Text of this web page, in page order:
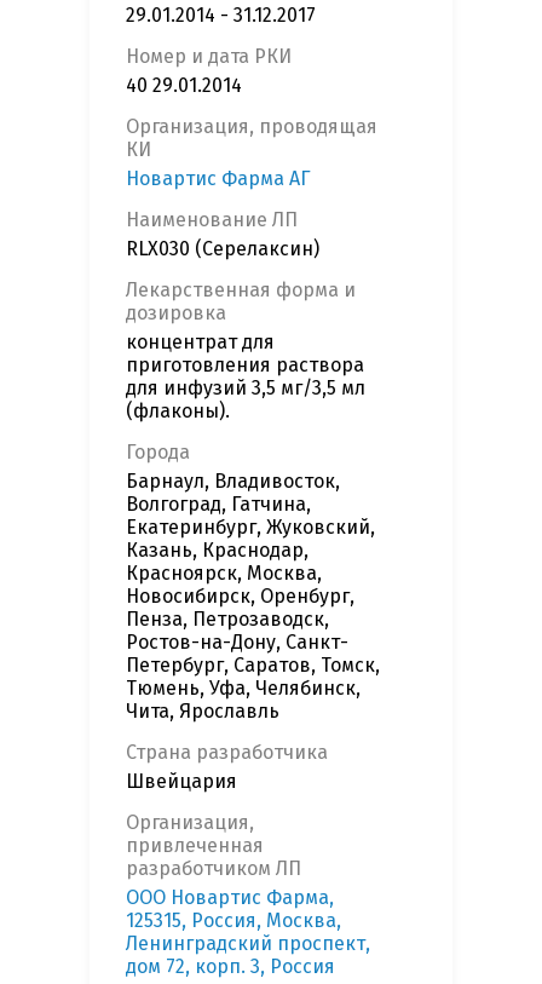
29.01.2014 - 31.12.2017
Номер и дата РКИ
40 29.01.2014
Организация, проводящая
КИ
Новартис Фарма АГ
Наименование ЛП
RLX030 (Серелаксин)
Лекарственная форма и
дозировка
концентрат для
приготовления раствора
для инфузий 3,5 мг/3,5 мл
(флаконы).
Города
Барнаул, Владивосток,
Волгоград, Гатчина,
Екатеринбург, Жуковский,
Казань, Краснодар,
Красноярск, Москва,
Новосибирск, Оренбург,
Пенза, Петрозаводск,
Ростов-на-Дону, Санкт-
Петербург, Саратов, Томск,
Тюмень, Уфа, Челябинск,
Чита, Ярославль
Страна разработчика
Швейцария
Организация,
привлеченная
разработчиком ЛП
OOO Новартис Фарма,
125315, Россия, Москва,
Ленинградский проспект,
дом 72, корп. 3, Россия